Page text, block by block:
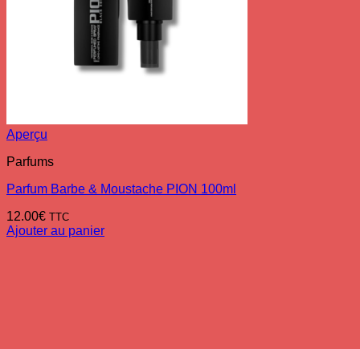
Aperçu
Parfums
Parfum Barbe & Moustache PION 100ml
12.00€ TTC
Ajouter au panier